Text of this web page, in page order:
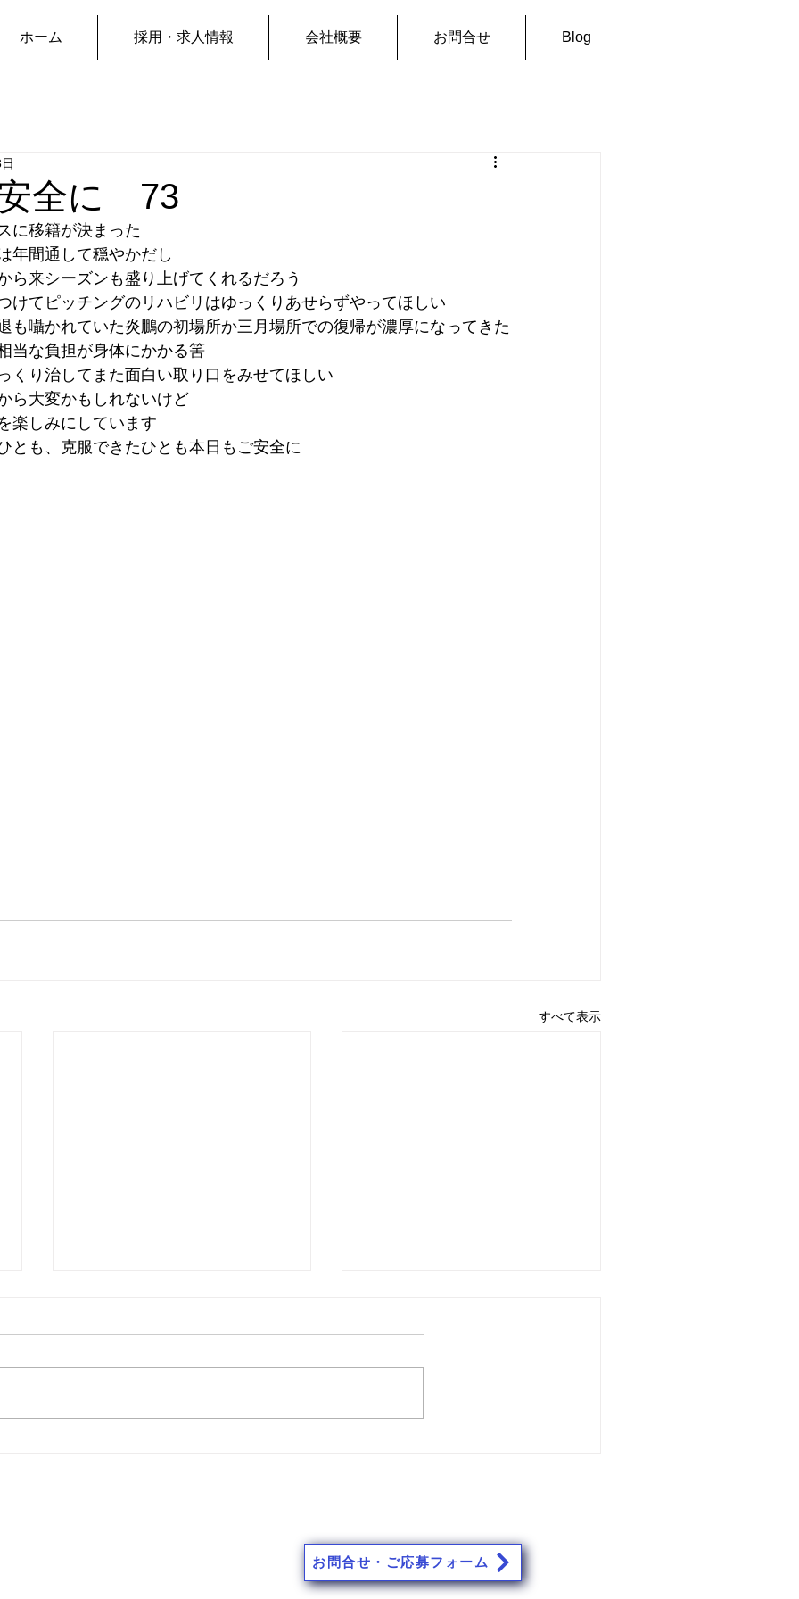
ホーム 採用・求人情報 会社概要 お問合せ Blog
全に 73
に移籍が決まった
年間通して穏やかだし
ら来シーズンも盛り上げてくれるだろう
けてピッチングのリハビリはゆっくりあせらずやってほしい
も囁かれていた炎鵬の初場所か三月場所での復帰が濃厚になってきた
当な負担が身体にかかる筈
くり治してまた面白い取り口をみせてほしい
ら大変かもしれないけど
楽しみにしています
とも、克服できたひとも本日もご安全に
すべて表示
本日もご安全に 170 本日もご安全に 169
お問合せ・ご応募フォーム